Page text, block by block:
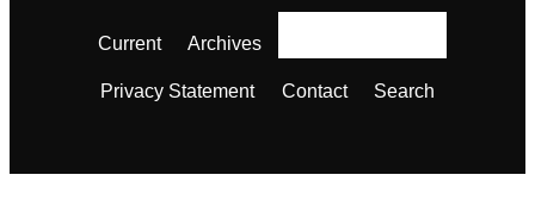
Current Archives
Privacy Statement Contact Search